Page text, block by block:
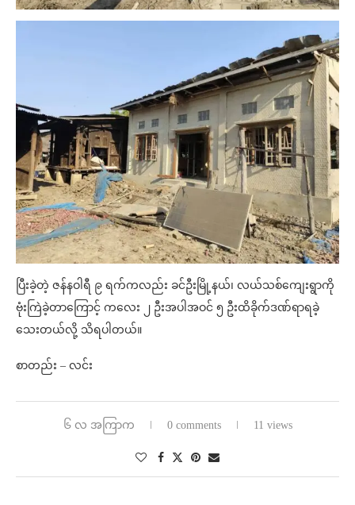
ပြီးခဲ့တဲ့ ဇန်နဝါရီ ၉ ရက်ကလည်း ခင်ဦးမြို့နယ်၊ လယ်သစ်ကျေးရွာကို
ဗုံးကြဲခဲ့တာကြောင့် ကလေး ၂ ဦးအပါအဝင် ၅ ဦးထိခိုက်ဒဏ်ရာရခဲ့
သေးတယ်လို့ သိရပါတယ်။
စာတည်း – လင်း
၆ လ အကြာက 0 comments 11 views